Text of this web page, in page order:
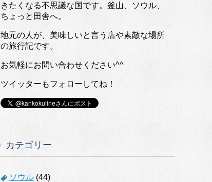
きたくなる不思議な国です。釜山、ソウル、
ちょっと田舎へ。
地元の人が、美味しいと言う店や素敵な場所
の旅行記です。
お気軽にお問い合わせください^^
ツイッターもフォローしてね！
カテゴリー
ソウル (44)